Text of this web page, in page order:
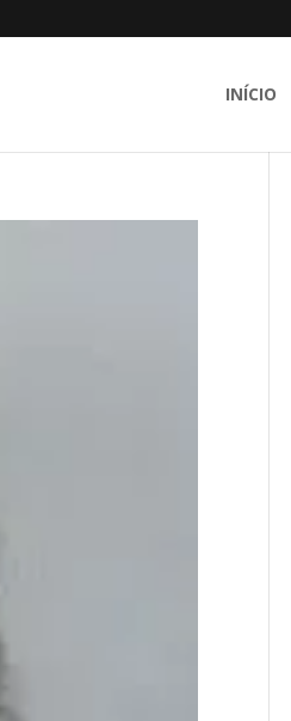
INÍCIO